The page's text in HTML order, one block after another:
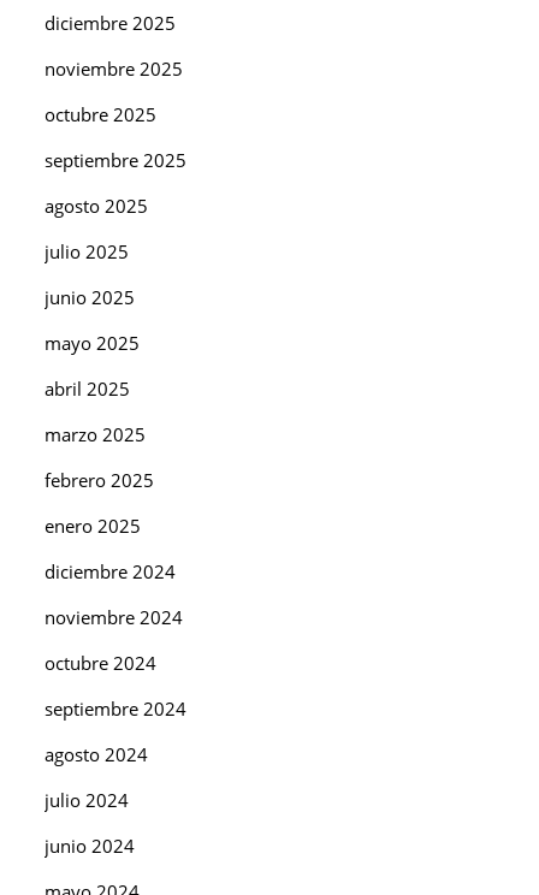
diciembre 2025
noviembre 2025
octubre 2025
septiembre 2025
agosto 2025
julio 2025
junio 2025
mayo 2025
abril 2025
marzo 2025
febrero 2025
enero 2025
diciembre 2024
noviembre 2024
octubre 2024
septiembre 2024
agosto 2024
julio 2024
junio 2024